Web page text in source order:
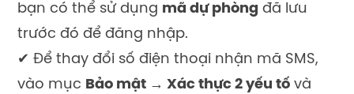
bạn có thể sử dụng mã dự phòng đã lưu
trước đó để đăng nhập.
✔ Để thay đổi số điện thoại nhận mã SMS,
vào mục Bảo mật → Xác thực 2 yếu tố và